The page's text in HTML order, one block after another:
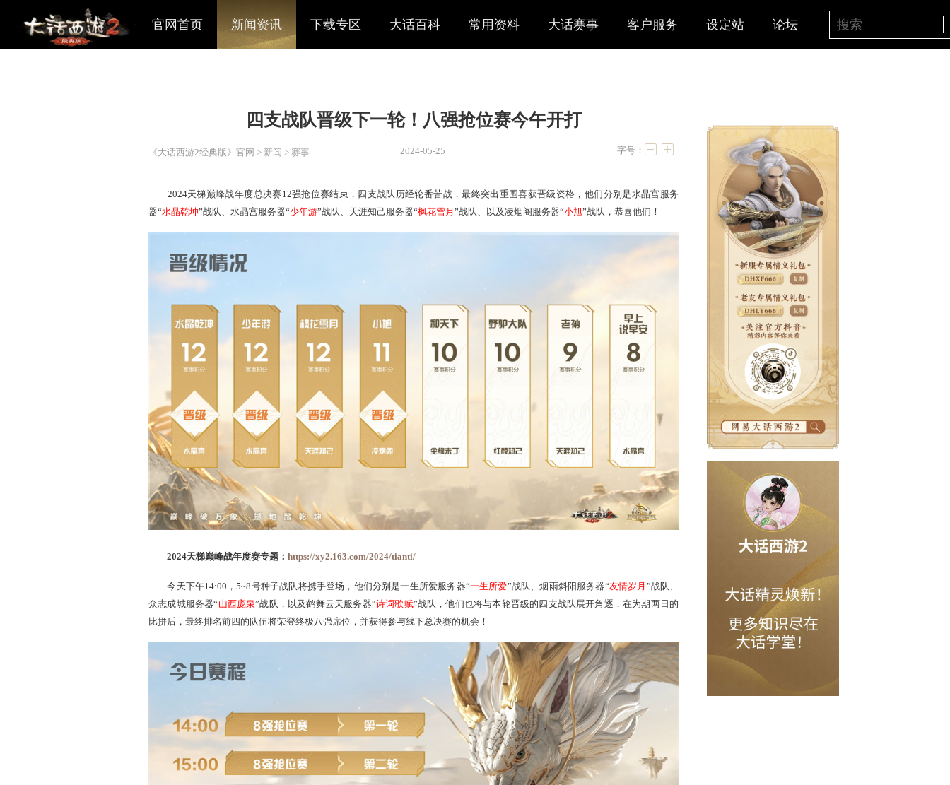
官网首页 新闻资讯 下载专区 大话百科 常用资料 大话赛事 客户服务 设定站 论坛
四支战队晋级下一轮！八强抢位赛今午开打
字号：
2024天梯巅峰战年度总决赛12强抢位赛结束，四支战队历经轮番苦战，最终突出重围喜获晋级资格，他们分别是水晶宫服务
器“水晶乾坤”战队、水晶宫服务器“ ”战队、以及凌烟阁服务器“ ”战队，恭喜他们！
2024天梯巅峰战年度赛专题： https://xy2.163.com/2024/tianti/
今天下午14:00，5~8号种子战队将携手登场，他们分别是一生所爱服务器“一生所爱”战队、烟雨斜阳服务器“
众志成城服务器“山西庞泉”战队，以及鹤舞云天服务器“诗词歌赋”战队，他们也将与本轮晋级的四支战队展开角逐，在为期两日的
比拼后，最终排名前四的队伍将荣登终极八强席位，并获得参与线下总决赛的机会！